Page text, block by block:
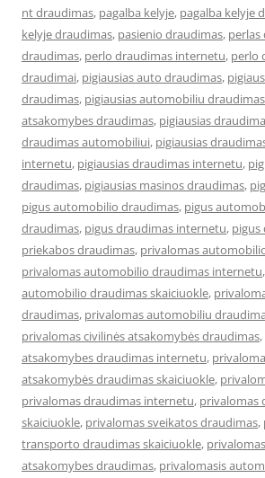
nt draudimas, pagalba kelyje, pagalba kelyje
kelyje draudimas, pasienio draudimas, perlas
draudimas, perlo draudimas internetu, perlo
draudimai, pigiausias auto draudimas,
draudimas, pigiausias automobiliu draudimas
atsakomybes draudimas, pigiausias
draudimas automobiliui, pigiausias
internetu, pigiausias draudimas internetu,
draudimas, pigiausias masinos draudimas,
pigus automobilio draudimas, pigus
draudimas, pigus draudimas internetu, pigus
priekabos draudimas, privalomas
privalomas automobilio draudimas internetu,
automobilio draudimas skaiciuokle,
draudimas, privalomas automobiliu
privalomas civilinės atsakomybės draudimas,
atsakomybes draudimas internetu,
atsakomybės draudimas skaiciuokle,
privalomas draudimas internetu, privalomas
skaiciuokle, privalomas sveikatos draudimas,
transporto draudimas skaiciuokle,
atsakomybes draudimas, privalomasis